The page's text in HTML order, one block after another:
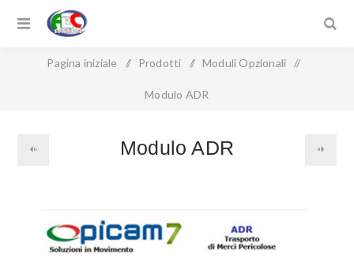
Pagina iniziale / Prodotti / Moduli Opzionali /
Modulo ADR
Modulo ADR